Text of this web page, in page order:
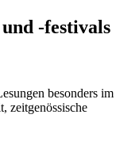
-festivals
besonders im
zeitgenössische